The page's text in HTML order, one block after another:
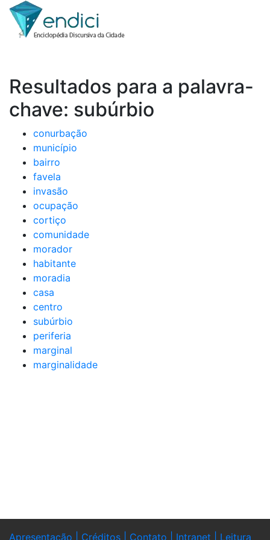
Resultados para a palavra-
chave: subúrbio
conurbação
município
bairro
favela
invasão
ocupação
cortiço
comunidade
morador
habitante
moradia
casa
centro
subúrbio
periferia
marginal
marginalidade
Apresentação | Créditos | Contato | Intranet | Leitura